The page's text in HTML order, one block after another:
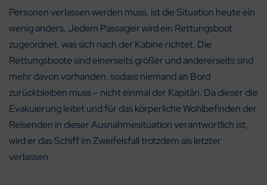
Personen verlassen werden muss, ist die Situation heute ein
wenig anders. Jedem Passagier wird ein Rettungsboot
zugeordnet, was sich nach der Kabine richtet. Die
Rettungsboote sind einerseits größer und andererseits sind
mehr davon vorhanden, sodass niemand an Bord
zurückbleiben muss – nicht einmal der Kapitän. Da dieser die
Evakuierung leitet und für das körperliche Wohlbefinden der
Reisenden in dieser Ausnahmesituation verantwortlich ist,
wird er das Schiff im Zweifelsfall trotzdem als letzter
verlassen.